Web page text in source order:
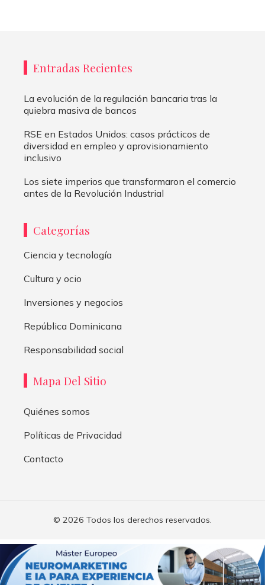
Entradas Recientes
La evolución de la regulación bancaria tras la
quiebra masiva de bancos
RSE en Estados Unidos: casos prácticos de
diversidad en empleo y aprovisionamiento
inclusivo
Los siete imperios que transformaron el comercio
antes de la Revolución Industrial
Categorías
Ciencia y tecnología
Cultura y ocio
Inversiones y negocios
República Dominicana
Responsabilidad social
Mapa Del Sitio
Quiénes somos
Políticas de Privacidad
Contacto
© 2026 Todos los derechos reservados.